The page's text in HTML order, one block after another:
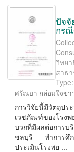
ปัจจั
กรณี
วิทย
สาธ
ศรัณยา กล่อมใจขา
การวิจัยนี้มีวัตถุปร
เวชภัณฑ์ของโรง
บวกที่มีผลต่อการบ
ชลบุรี ทำการศึก
ประเมินโรงพย ...